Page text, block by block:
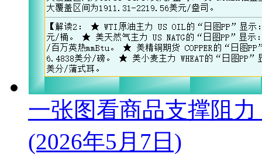
一张图看商品支撑阻
(2026年5月7日)